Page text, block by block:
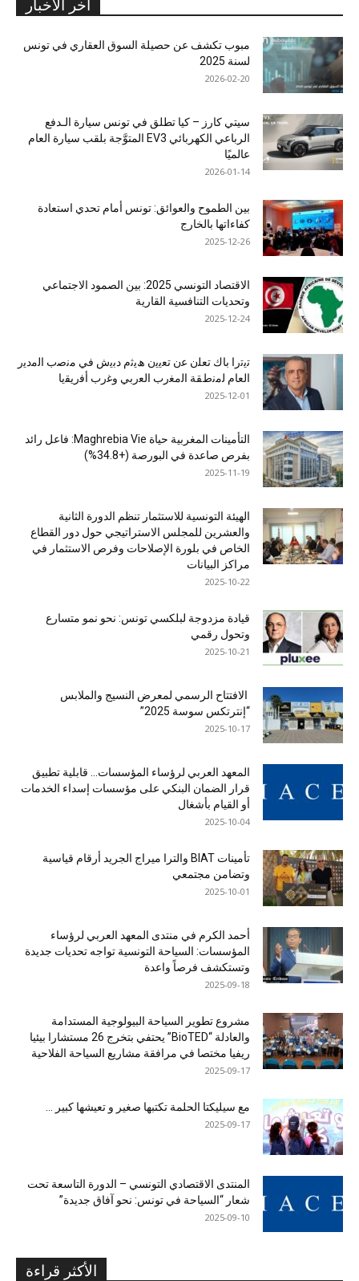
آخر الأخبار
مبوب تكشف عن حصيلة السوق العقاري في تونس
لسنة 2025
2026-02-20
سيتي كارز – كيا تطلق في تونس سيارة الـدفع
الرباعي الكهربائي EV3 المتوَّجة بلقب سيارة العام
عالميًا
2026-01-14
بين الطموح والعوائق: تونس أمام تحدي استعادة
كفاءاتها بالخارج
2025-12-26
الاقتصاد التونسي 2025: بين الصمود الاجتماعي
وتحديات التنافسية القارية
2025-12-24
ﺗﯾﺗرا ﺑﺎك ﺗﻌﻠن ﻋن ﺗﻌﯾﯾن ھﯾﺛم دﺑﯾش ﻓﻲ ﻣﻧﺻب اﻟﻣدﯾر
اﻟﻌﺎم ﻟﻣﻧطﻘﺔ اﻟﻣﻐرب اﻟﻌرﺑﻲ وﻏرب أﻓرﯾﻘﯾﺎ
2025-12-01
التأمينات المغربية حياة Maghrebia Vie: فاعل رائد
بفرص صاعدة في البورصة (+34.8%)
2025-11-19
الهيئة التونسية للاستثمار تنظم الدورة الثانية
والعشرين للمجلس الاستراتيجي حول دور القطاع
الخاص في بلورة الإصلاحات وفرص الاستثمار في
مراكز البيانات
2025-10-22
قيادة مزدوجة لبلكسي تونس: نحو نمو متسارع
وتحول رقمي
2025-10-21
الافتتاح الرسمي لمعرض النسيج والملابس
“إنترتكس سوسة 2025”
2025-10-17
المعهد العربي لرؤساء المؤسسات… قابلية تطبيق
قرار الضمان البنكي على مؤسسات إسداء الخدمات
أو القيام بأشغال
2025-10-04
تأمينات BIAT والترا ميراج الجريد أرقام قياسية
وتضامن مجتمعي
2025-10-01
أحمد الكرم في منتدى المعهد العربي لرؤساء
المؤسسات: السياحة التونسية تواجه تحديات جديدة
وتستكشف فرصاً واعدة
2025-09-18
مشروع تطوير السياحة البيولوجية المستدامة
والعادلة “BioTED” يحتفي بتخرج 26 مستشارا بيئيا
ريفيا مختصا في مرافقة مشاريع السياحة الفلاحية
2025-09-17
مع سيليكتا الحلمة تكتبها صغير و تعيشها كبير …
2025-09-17
المنتدى الاقتصادي التونسي – الدورة التاسعة تحت
شعار “السياحة في تونس: نحو آفاق جديدة”
2025-09-10
الأكثر قراءة